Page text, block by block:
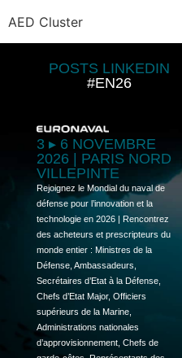
AED Cluster
POSTS LINKEDIN
#EN26
3 ▸ 6 NOVEMBRE
2026 | PARIS NORD
VILLEPINTE
Rejoignez le Mondial du naval de
défense pour l’innovation et la
technologie en 2026 | Rencontrez
des acheteurs et prescripteurs du
monde entier : Ministres de la
Défense, Ambassadeurs,
Secrétaires d’Etat à la Défense,
Chefs d’Etat Major, Officiers
supérieurs de la Marine,
Administrations nationales
d’approvisionnement, Chefs de